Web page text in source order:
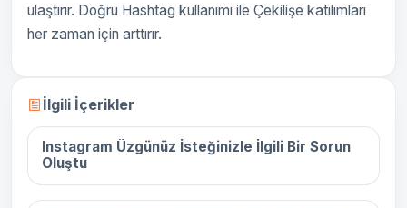
ulaştırır. Doğru Hashtag kullanımı ile Çekilişe katılımları
her zaman için arttırır.
İlgili İçerikler
16 Aralık 2025
Instagram Üzgünüz İsteğinizle İlgili Bir Sorun
Oluştu
16 Aralık 2025